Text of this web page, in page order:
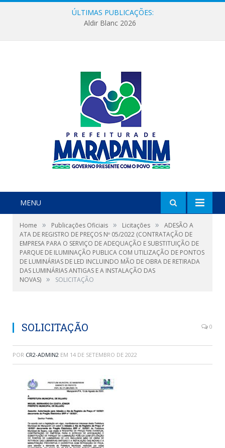
ÚLTIMAS PUBLICAÇÕES:
Aldir Blanc 2026
MENU
Home » Publicações Oficiais » Licitações »
ADESÃO A
ATA DE REGISTRO DE PREÇOS Nº 05/2022 (CONTRATAÇÃO DE
EMPRESA PARA O SERVIÇO DE ADEQUAÇÃO E SUBSTITUIÇÃO DE
PARQUE DE ILUMINAÇÃO PUBLICA COM UTILIZAÇÃO DE PONTOS
DE LUMINÁRIAS DE LED INCLUINDO MÃO DE OBRA DE RETIRADA
DAS LUMINÁRIAS ANTIGAS E A INSTALAÇÃO DAS
NOVAS) » SOLICITAÇÃO
SOLICITAÇÃO 0
POR CR2-ADMIN2 EM 14 DE SETEMBRO DE 2022